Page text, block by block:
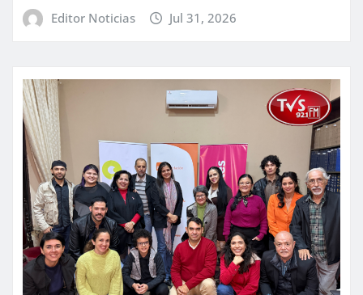
Editor Noticias Jul 31, 2026